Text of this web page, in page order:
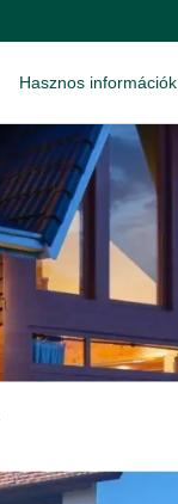
Hasznos információk